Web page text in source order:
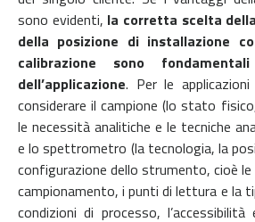
sono evidenti, la corretta scelta
della posizione di installazione
calibrazione sono
dell’applicazione. Per le
considerare il campione (lo stato
le necessità analitiche e le tecniche
e lo spettrometro (la tecnologia, la
configurazione dello strumento, cioè
campionamento, i punti di lettura e la
condizioni di processo, l’accessibilità